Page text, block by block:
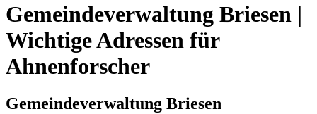
Gemeindeverwaltung Briesen |
Wichtige Adressen für
Ahnenforscher
Gemeindeverwaltung Briesen